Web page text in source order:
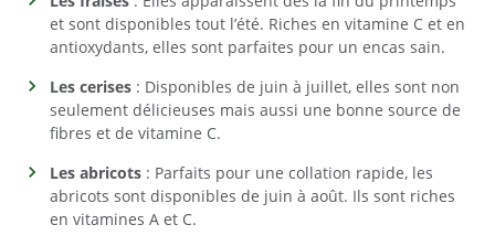
et sont disponibles tout l’été. Riches en vitamine C et en
antioxydants, elles sont parfaites pour un encas sain.
Les cerises : Disponibles de juin à juillet, elles sont non
seulement délicieuses mais aussi une bonne source de
fibres et de vitamine C.
Les abricots : Parfaits pour une collation rapide, les
abricots sont disponibles de juin à août. Ils sont riches
en vitamines A et C.